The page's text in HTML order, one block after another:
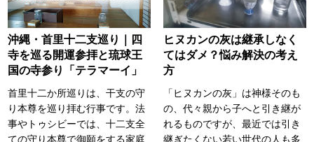
沖縄・首里十二支巡り｜四
寺を巡る開運参拝と琉球王
国の寺参り「テラマーイ」
首里十二か所巡りは、干支の守
り本尊を巡り拝む行事です。法
事やトゥシビーでは、十二支全
ての守り本尊で御願をする家庭
ヒヌカンの灰は継承しなく
てはダメ？悩み解決の考え
方
「ヒヌカンの灰」は神様そのも
の、代々親から子へと引き継が
れるものですが、最近では引き
継ぎたくない若い世代の人も多